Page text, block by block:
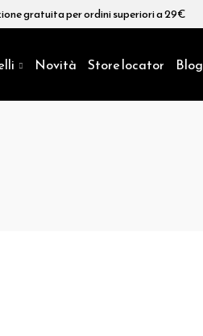
gratuita per ordini superiori a 29€
Novità Store locator Blog